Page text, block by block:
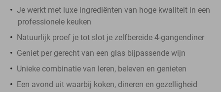
Je werkt met luxe ingrediënten van hoge kwaliteit in een
professionele keuken
Natuurlijk proef je tot slot je zelfbereide 4-gangendiner
Geniet per gerecht van een glas bijpassende wijn
Unieke combinatie van leren, beleven en genieten
Een avond uit waarbij koken, dineren en gezelligheid